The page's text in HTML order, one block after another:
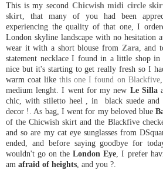
This is my second Chicwish midi circle
skirt, that many of you had been
experiencing the quality of that one, I
London skyline landscape with no
wear it with a short blouse from Zara, and
statement necklace I found in a little shop
nice but it's starting to get really fresh so I
warm coat likethis one I found on Blackfive
medium lenght. I went for my new Le Silla
chic, with stiletto heel , in black suede and
decor !. As bag, I went for my beloved blue
of the Chicwish skirt and the Blackfive
and so are my cat eye sunglasses from
ended, and before saying goodbye for
wouldn't go on theLondon Eye, I prefer
am afraid of heights, and you ?.